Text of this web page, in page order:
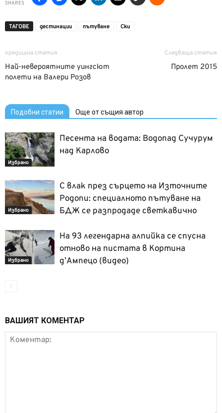
SHARES
ТАГОВЕ дестинации пътуване Ски
предишна статия
Най-невероятните уингсют
полети на Валери Розов
Следваща статия
Пролет 2015
Подобни статии Още от същия автор
Избрано
Песента на водата: Водопад Сучурум
над Карлово
Избрано
С влак през сърцето на Източните
Родопи: специалното пътуване на
БДЖ се разпродаде светкавично
Избрано
На 93 легендарна алпийка се спусна
отново на пистата в Кортина
д’Ампецо (видео)
ВАШИЯТ КОМЕНТАР